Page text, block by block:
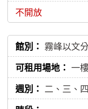
不開放
霧峰以文
一
二、三、